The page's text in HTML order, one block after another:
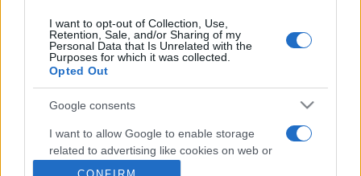
I want to opt-out of Collection, Use,
Retention, Sale, and/or Sharing of my
Personal Data that Is Unrelated with the
Purposes for which it was collected.
Opted Out
Google consents
I want to allow Google to enable storage
related to advertising like cookies on web or
device identifiers in apps.
CONFIRM
Metalmeccanici News è di proprietà di Nevera Editore s.r.l. via
Tiburtina, 5 - 00185 Roma